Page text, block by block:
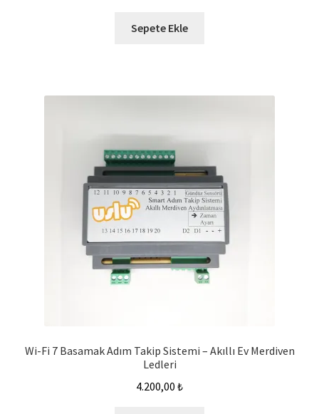
Sepete Ekle
Wi-Fi 7 Basamak Adım Takip Sistemi – Akıllı Ev Merdiven
Ledleri
4.200,00 ₺